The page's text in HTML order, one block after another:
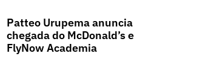
Patteo Urupema anuncia
chegada do McDonald’s e
FlyNow Academia